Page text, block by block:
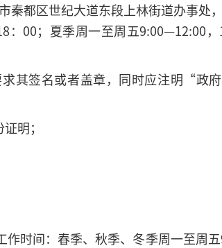
都区世纪大道东段上林街道办事处
00；夏季周一至周五9:00—12:00
其签名或者盖章，同时应注明“政
明；
作时间：春季、秋季、冬季周一至周